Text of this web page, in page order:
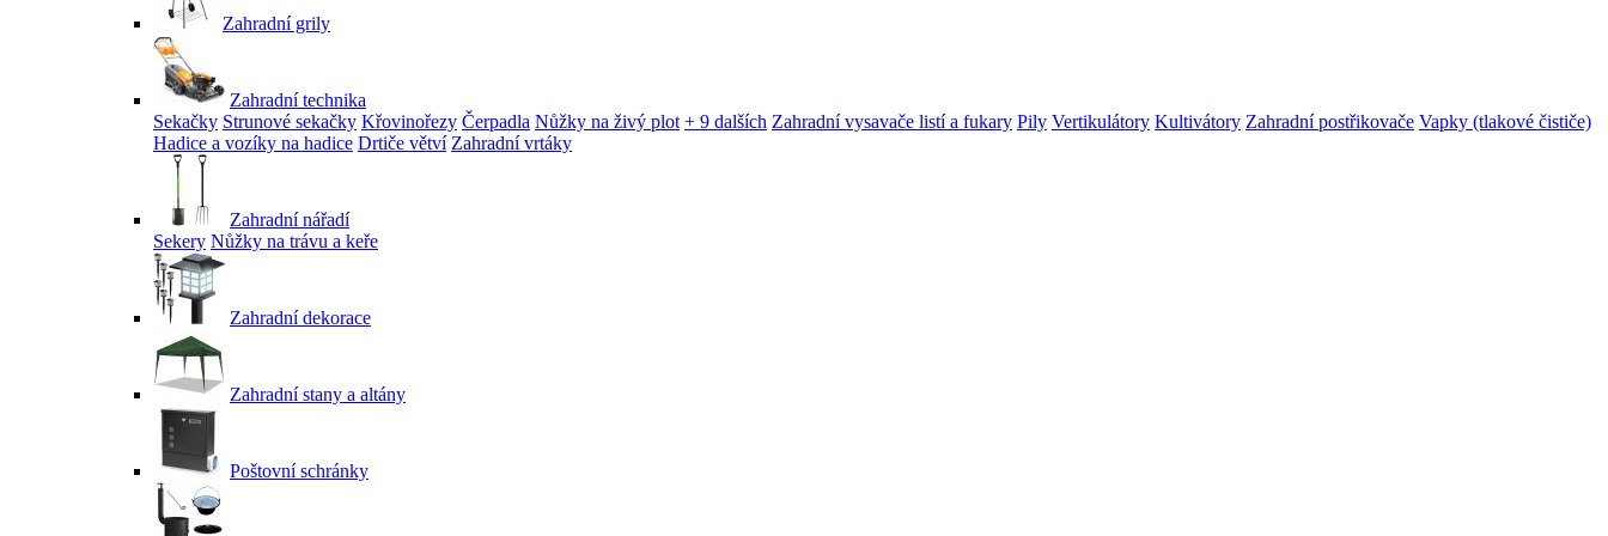
Zahradní grily
Zahradní technika
Sekačky Strunové sekačky Křovinořezy Čerpadla Nůžky na živý plot + 9 dalších Zahradní vysavače listí a fukary Pily Vertikulátory Kultivátory Zahradní postřikovače Vapky (tlakové čističe)
Hadice a vozíky na hadice Drtiče větví Zahradní vrtáky
Zahradní nářadí
Sekery Nůžky na trávu a keře
Zahradní dekorace
Zahradní stany a altány
Poštovní schránky